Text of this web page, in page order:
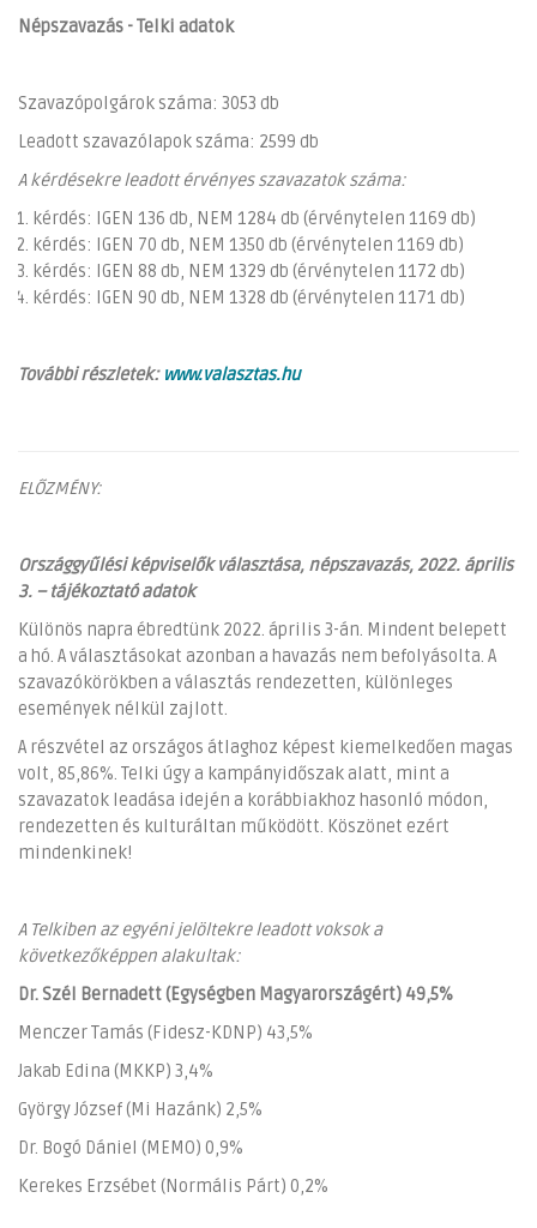
Népszavazás - Telki adatok
Szavazópolgárok száma: 3053 db
Leadott szavazólapok száma: 2599 db
A kérdésekre leadott érvényes szavazatok száma:
kérdés: IGEN 136 db, NEM 1284 db (érvénytelen 1169 db)
kérdés: IGEN 70 db, NEM 1350 db (érvénytelen 1169 db)
kérdés: IGEN 88 db, NEM 1329 db (érvénytelen 1172 db)
kérdés: IGEN 90 db, NEM 1328 db (érvénytelen 1171 db)
További részletek: www.valasztas.hu
ELŐZMÉNY:
Országgyűlési képviselők választása, népszavazás, 2022. április
3. – tájékoztató adatok
Különös napra ébredtünk 2022. április 3-án. Mindent belepett
a hó. A választásokat azonban a havazás nem befolyásolta. A
szavazókörökben a választás rendezetten, különleges
események nélkül zajlott.
A részvétel az országos átlaghoz képest kiemelkedően magas
volt, 85,86%. Telki úgy a kampányidőszak alatt, mint a
szavazatok leadása idején a korábbiakhoz hasonló módon,
rendezetten és kulturáltan működött. Köszönet ezért
mindenkinek!
A Telkiben az egyéni jelöltekre leadott voksok a
következőképpen alakultak:
Dr. Szél Bernadett (Egységben Magyarországért) 49,5%
Menczer Tamás (Fidesz-KDNP) 43,5%
Jakab Edina (MKKP) 3,4%
György József (Mi Hazánk) 2,5%
Dr. Bogó Dániel (MEMO) 0,9%
Kerekes Erzsébet (Normális Párt) 0,2%